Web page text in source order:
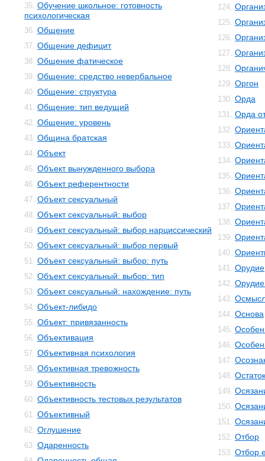
35. Обучение школьное: готовность
психологическая
36. Общение
37. Общение дефицит
38. Общение фатическое
39. Общение: средство невербальное
40. Общение: структура
41. Общение: тип ведущий
42. Общение: уровень
43. Община братская
44. Объект
45. Объект вынужденного выбора
46. Объект референтности
47. Объект сексуальный
48. Объект сексуальный: выбор
49. Объект сексуальный: выбор нарциссический
50. Объект сексуальный: выбор первый
51. Объект сексуальный: выбор: путь
52. Объект сексуальный: выбор: тип
53. Объект сексуальный: нахождение: путь
54. Объект-либидо
55. Объект: привязанность
56. Объективация
57. Объективная психология
58. Объективная тревожность
59. Объективность
60. Объективность тестовых результатов
61. Объективный
62. Оглушение
63. Одаренность
124.
125.
126.
127.
128.
129. Оргон
130. Орда
131. Орда
132.
133.
134.
135.
136.
137.
138.
139.
140.
141. Орудие
142. Орудие
143.
144. Основа
145.
146.
147.
148.
149.
150.
151.
152. Отбор
153. Отбор